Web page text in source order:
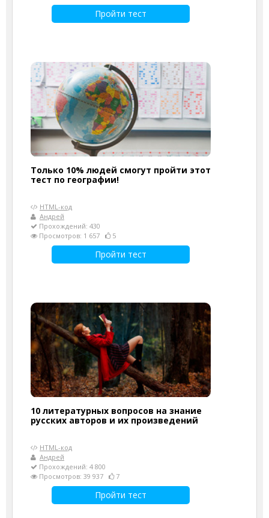
Пройти тест
Только 10% людей смогут пройти этот
тест по географии!
HTML-код
Андрей
Прохождений: 430
Просмотров: 1 657
5
Пройти тест
10 литературных вопросов на знание
русских авторов и их произведений
HTML-код
Андрей
Прохождений: 4 800
Просмотров: 39 937
7
Пройти тест